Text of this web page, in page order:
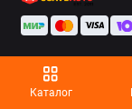
Каталог
Ford